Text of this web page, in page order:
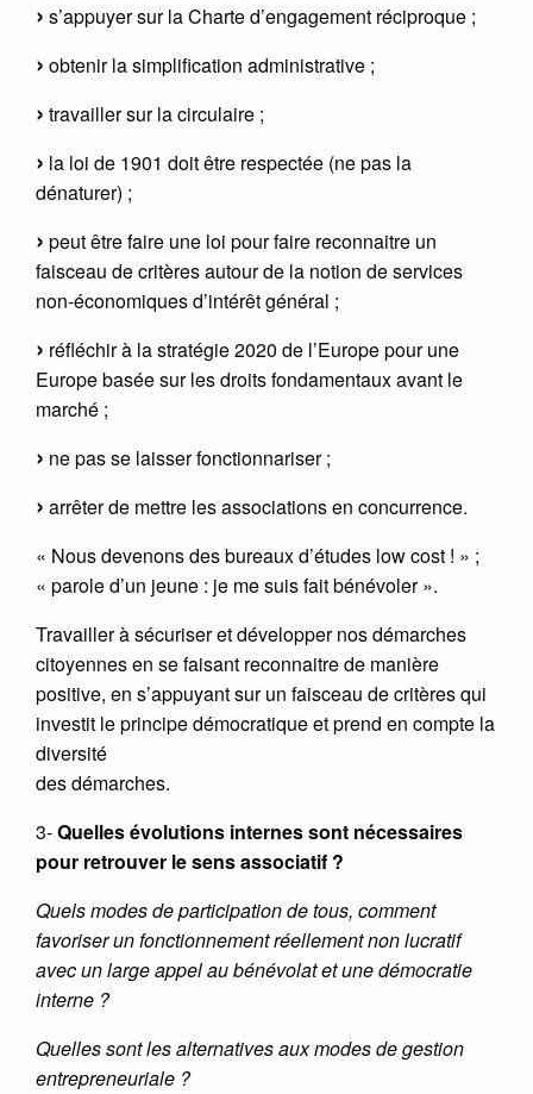
s’appuyer sur la Charte d’engagement réciproque ;
obtenir la simplification administrative ;
travailler sur la circulaire ;
la loi de 1901 doit être respectée (ne pas la
dénaturer) ;
peut être faire une loi pour faire reconnaitre un
faisceau de critères autour de la notion de services
non-économiques d’intérêt général ;
réfléchir à la stratégie 2020 de l’Europe pour une
Europe basée sur les droits fondamentaux avant le
marché ;
ne pas se laisser fonctionnariser ;
arrêter de mettre les associations en concurrence.
« Nous devenons des bureaux d’études low cost ! » ;
« parole d’un jeune : je me suis fait bénévoler ».
Travailler à sécuriser et développer nos démarches
citoyennes en se faisant reconnaitre de manière
positive, en s’appuyant sur un faisceau de critères qui
investit le principe démocratique et prend en compte la
diversité
des démarches.
3-Quelles évolutions internes sont nécessaires
pour retrouver le sens associatif ?
Quels modes de participation de tous, comment
favoriser un fonctionnement réellement non lucratif
avec un large appel au bénévolat et une démocratie
interne ?
Quelles sont les alternatives aux modes de gestion
entrepreneuriale ?